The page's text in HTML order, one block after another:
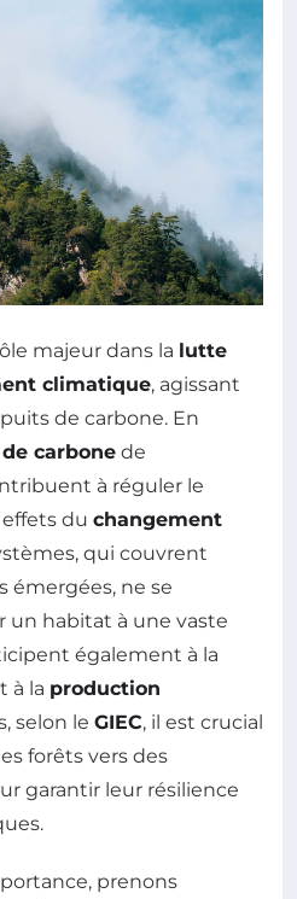
majeur dans la lutte
climatique, agissant
de carbone. En
carbone de
à réguler le
du changement
qui couvrent
émergées, ne se
un habitat à une vaste
également à la
à la production
selon le GIEC, il est crucial
forêts vers des
garantir leur résilience
prenons